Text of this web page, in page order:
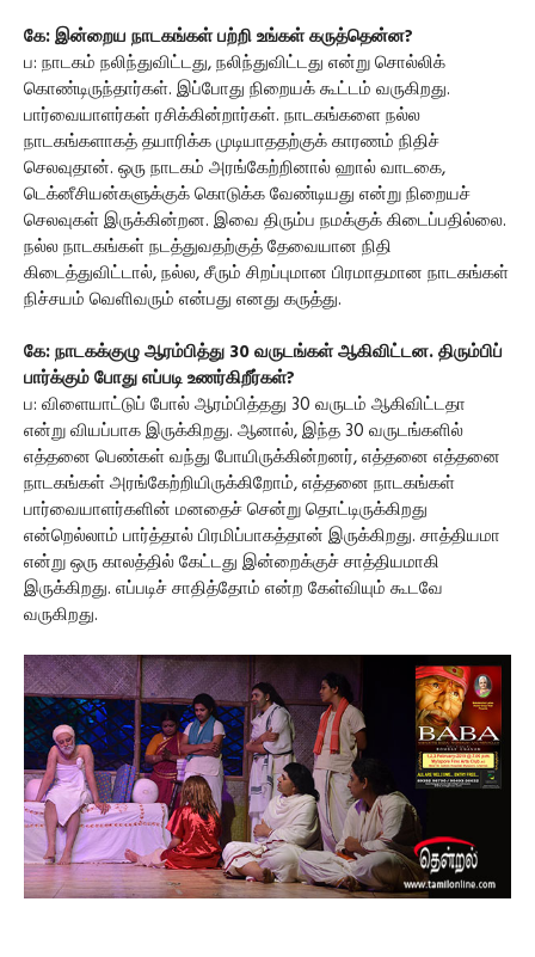
கே: இன்றைய நாடகங்கள் பற்றி உங்கள் கருத்தென்ன?
ப: நாடகம் நலிந்துவிட்டது, நலிந்துவிட்டது என்று சொல்லிக்
கொண்டிருந்தார்கள். இப்போது நிறையக் கூட்டம் வருகிறது.
பார்வையாளர்கள் ரசிக்கின்றார்கள். நாடகங்களை நல்ல
நாடகங்களாகத் தயாரிக்க முடியாததற்குக் காரணம் நிதிச்
செலவுதான். ஒரு நாடகம் அரங்கேற்றினால் ஹால் வாடகை,
டெக்னீசியன்களுக்குக் கொடுக்க வேண்டியது என்று நிறையச்
செலவுகள் இருக்கின்றன. இவை திரும்ப நமக்குக் கிடைப்பதில்லை.
நல்ல நாடகங்கள் நடத்துவதற்குத் தேவையான நிதி
கிடைத்துவிட்டால், நல்ல, சீரும் சிறப்புமான பிரமாதமான நாடகங்கள்
நிச்சயம் வெளிவரும் என்பது எனது கருத்து.
கே: நாடகக்குழு ஆரம்பித்து 30 வருடங்கள் ஆகிவிட்டன. திரும்பிப்
பார்க்கும் போது எப்படி உணர்கிறீர்கள்?
ப: விளையாட்டுப் போல் ஆரம்பித்தது 30 வருடம் ஆகிவிட்டதா
என்று வியப்பாக இருக்கிறது. ஆனால், இந்த 30 வருடங்களில்
எத்தனை பெண்கள் வந்து போயிருக்கின்றனர், எத்தனை எத்தனை
நாடகங்கள் அரங்கேற்றியிருக்கிறோம், எத்தனை நாடகங்கள்
பார்வையாளர்களின் மனதைச் சென்று தொட்டிருக்கிறது
என்றெல்லாம் பார்த்தால் பிரமிப்பாகத்தான் இருக்கிறது. சாத்தியமா
என்று ஒரு காலத்தில் கேட்டது இன்றைக்குச் சாத்தியமாகி
இருக்கிறது. எப்படிச் சாதித்தோம் என்ற கேள்வியும் கூடவே
வருகிறது.